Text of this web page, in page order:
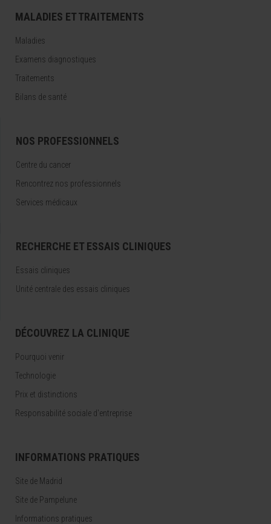
MALADIES ET TRAITEMENTS
Maladies
Examens diagnostiques
Traitements
Bilans de santé
NOS PROFESSIONNELS
Centre du cancer
Rencontrez nos professionnels
Services médicaux
RECHERCHE ET ESSAIS CLINIQUES
Essais cliniques
Unité centrale des essais cliniques
DÉCOUVREZ LA CLINIQUE
Pourquoi venir
Technologie
Prix et distinctions
Responsabilité sociale d'entreprise
INFORMATIONS PRATIQUES
Site de Madrid
Site de Pampelune
Informations pratiques